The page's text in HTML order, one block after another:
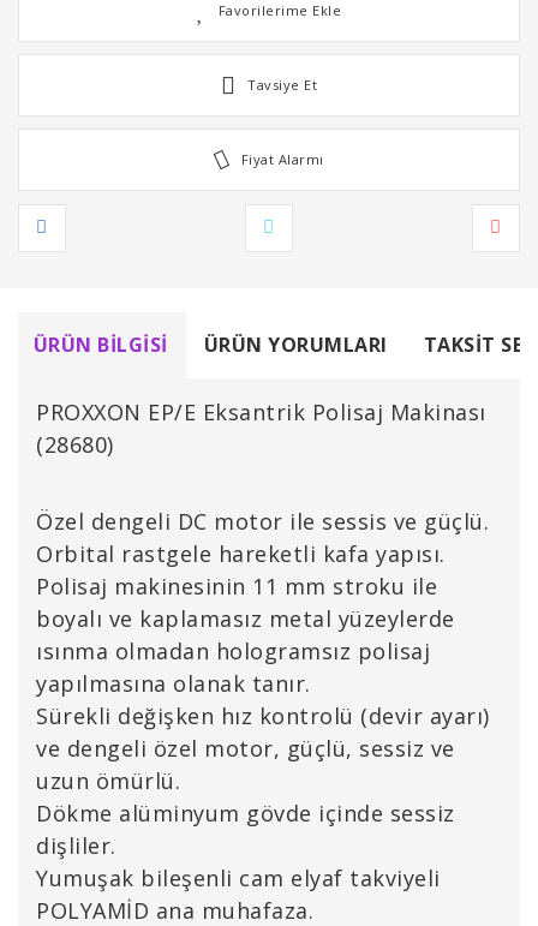
Tavsiye Et
Fiyat Alarmı
ÜRÜN BILGISI ÜRÜN YORUMLARI TAKSIT
PROXXON EP/E Eksantrik Polisaj Makinası
(28680)
Özel dengeli DC motor ile sessis ve güçlü.
Orbital rastgele hareketli kafa yapısı.
Polisaj makinesinin 11 mm stroku ile
boyalı ve kaplamasız metal yüzeylerde
ısınma olmadan hologramsız polisaj
yapılmasına olanak tanır.
Sürekli değişken hız kontrolü (devir ayarı)
ve dengeli özel motor, güçlü, sessiz ve
uzun ömürlü.
Dökme alüminyum gövde içinde sessiz
dişliler.
Yumuşak bileşenli cam elyaf takviyeli
POLYAMİD ana muhafaza.